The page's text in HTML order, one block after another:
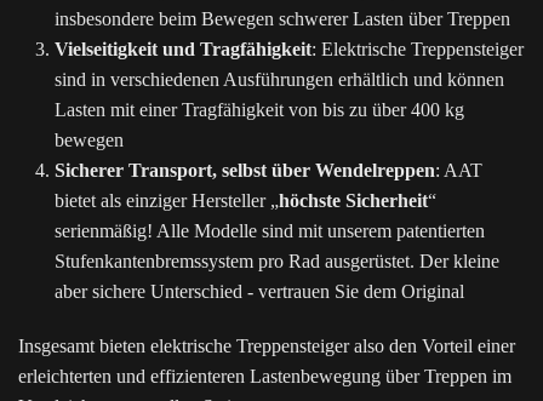
insbesondere beim Bewegen schwerer Lasten über Treppen
Vielseitigkeit und Tragfähigkeit: Elektrische Treppensteiger
sind in verschiedenen Ausführungen erhältlich und können
Lasten mit einer Tragfähigkeit von bis zu über 400 kg
bewegen
Sicherer Transport, selbst über Wendelreppen: AAT
bietet als einziger Hersteller „höchste Sicherheit“
serienmäßig! Alle Modelle sind mit unserem patentierten
Stufenkantenbremssystem pro Rad ausgerüstet. Der kleine
aber sichere Unterschied - vertrauen Sie dem Original
Insgesamt bieten elektrische Treppensteiger also den Vorteil einer
erleichterten und effizienteren Lastenbewegung über Treppen im